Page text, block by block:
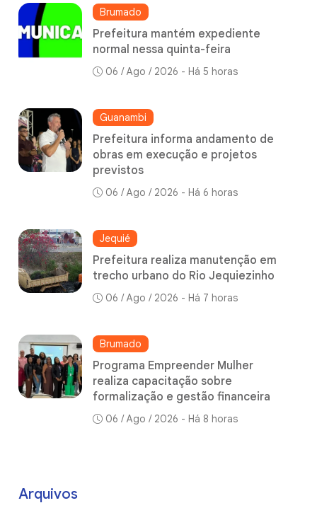
Brumado
Prefeitura mantém expediente
normal nessa quinta-feira
06 / Ago / 2026 - Há 5 horas
Guanambi
Prefeitura informa andamento de
obras em execução e projetos
previstos
06 / Ago / 2026 - Há 6 horas
Jequié
Prefeitura realiza manutenção em
trecho urbano do Rio Jequiezinho
06 / Ago / 2026 - Há 7 horas
Brumado
Programa Empreender Mulher
realiza capacitação sobre
formalização e gestão financeira
06 / Ago / 2026 - Há 8 horas
Arquivos